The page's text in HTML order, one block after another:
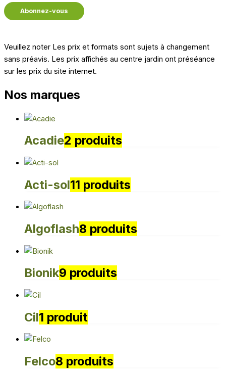
Veuillez noter Les prix et formats sont sujets à changement
sans préavis. Les prix affichés au centre jardin ont préséance
sur les prix du site internet.
Nos marques
Acadie2 produits
Acti-sol11 produits
Algoflash8 produits
Bionik9 produits
Cil1 produit
Felco8 produits